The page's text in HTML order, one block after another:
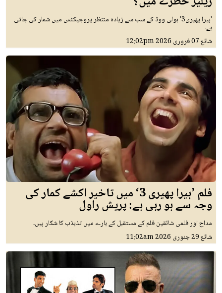
'ہیرا پھیری3' بولی ووڈ کے سب سے زیادہ منتظر پروجیکٹس میں شمار کی جاتی
ہے۔
شائع07 فروری 2026 12:02pm
فلم ’ہیرا پھیری 3‘ میں تاخیر اکشے کمار کی
وجہ سے ہو رہی ہے: پریش راول
مداح اور فلمی شائقین فلم کے مستقبل کے بارے میں تذبذب کا شکار ہیں۔
شائع29 جنوری 2026 11:02am